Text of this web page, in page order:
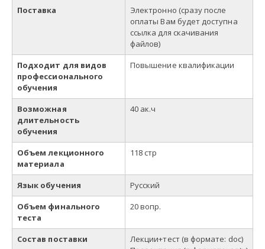
Поставка
Электронно (сразу после
оплаты Вам будет доступна
ссылка для скачивания
файлов)
Подходит для видов
профессионального
обучения
Повышение квалификации
Возможная
длительность
обучения
40 ак.ч
Объем лекционного
материала
118 стр
Язык обучения
Русский
Объем финального
теста
20 вопр.
Состав поставки Лекции+тест (в формате: doc)